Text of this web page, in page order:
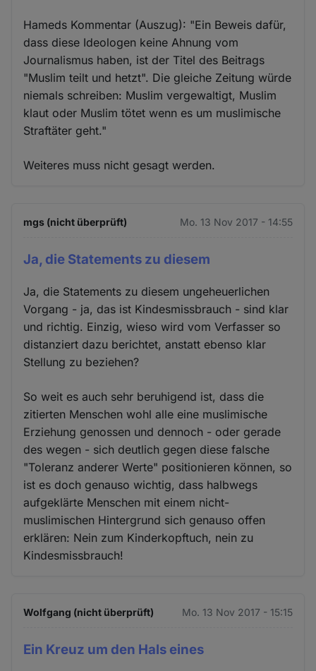
Hameds Kommentar (Auszug): "Ein Beweis dafür,
dass diese Ideologen keine Ahnung vom
Journalismus haben, ist der Titel des Beitrags
"Muslim teilt und hetzt". Die gleiche Zeitung würde
niemals schreiben: Muslim vergewaltigt, Muslim
klaut oder Muslim tötet wenn es um muslimische
Straftäter geht."
Weiteres muss nicht gesagt werden.
mgs (nicht überprüft) Mo. 13 Nov 2017 - 14:55
Ja, die Statements zu diesem
Ja, die Statements zu diesem ungeheuerlichen
Vorgang - ja, das ist Kindesmissbrauch - sind klar
und richtig. Einzig, wieso wird vom Verfasser so
distanziert dazu berichtet, anstatt ebenso klar
Stellung zu beziehen?
So weit es auch sehr beruhigend ist, dass die
zitierten Menschen wohl alle eine muslimische
Erziehung genossen und dennoch - oder gerade
des wegen - sich deutlich gegen diese falsche
"Toleranz anderer Werte" positionieren können, so
ist es doch genauso wichtig, dass halbwegs
aufgeklärte Menschen mit einem nicht-
muslimischen Hintergrund sich genauso offen
erklären: Nein zum Kinderkopftuch, nein zu
Kindesmissbrauch!
Wolfgang (nicht überprüft) Mo. 13 Nov 2017 - 15:15
Ein Kreuz um den Hals eines